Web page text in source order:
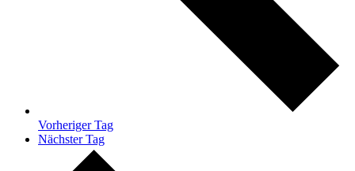
Vorheriger Tag
Nächster Tag